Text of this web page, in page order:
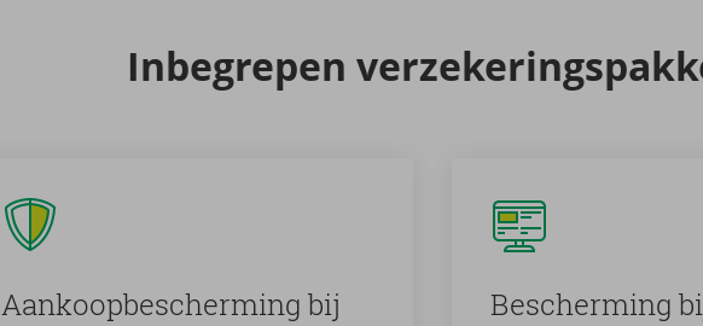
In­be­gre­pen
Aan­koop­be­scher­ming bij Be­scher­ming